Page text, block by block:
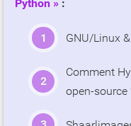
Python
:
GNU/Linux
Comment
open-source